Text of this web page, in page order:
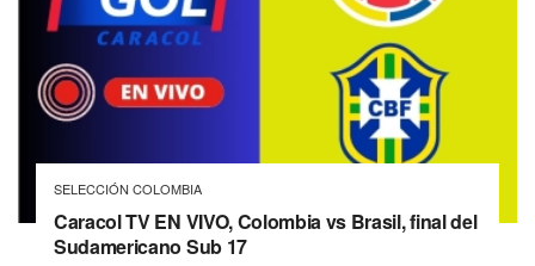
SELECCIÓN COLOMBIA
Caracol TV EN VIVO, Colombia vs Brasil, final del
Sudamericano Sub 17